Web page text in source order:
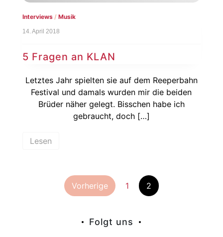
Interviews/ Musik
14. April 2018
5 Fragen an KLAN
Letztes Jahr spielten sie auf dem Reeperbahn
Festival und damals wurden mir die beiden
Brüder näher gelegt. Bisschen habe ich
gebraucht, doch […]
Lesen
Beiträge
Vorherige 1 2
Folgt uns